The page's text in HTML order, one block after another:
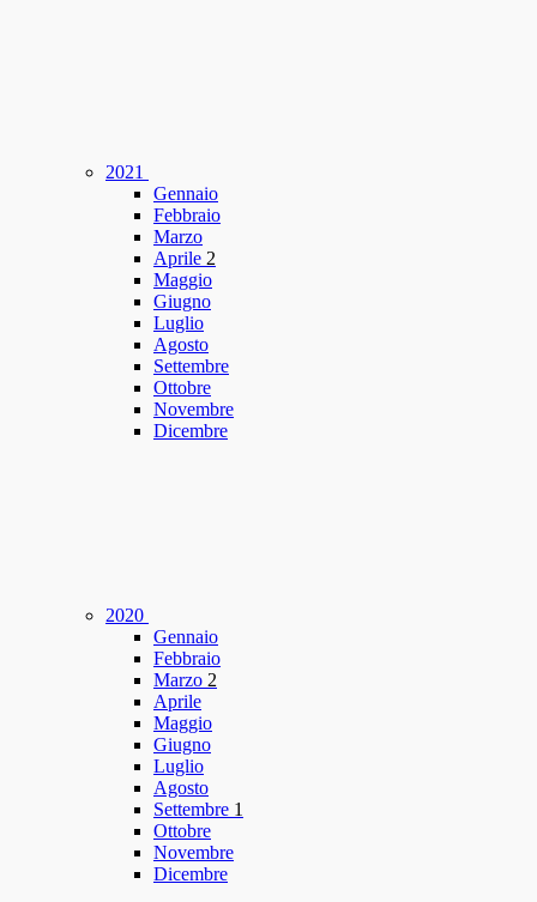
2021
Gennaio
Febbraio
Marzo
Aprile 2
Maggio
Giugno
Luglio
Agosto
Settembre
Ottobre
Novembre
Dicembre
2020
Gennaio
Febbraio
Marzo 2
Aprile
Maggio
Giugno
Luglio
Agosto
Settembre 1
Ottobre
Novembre
Dicembre